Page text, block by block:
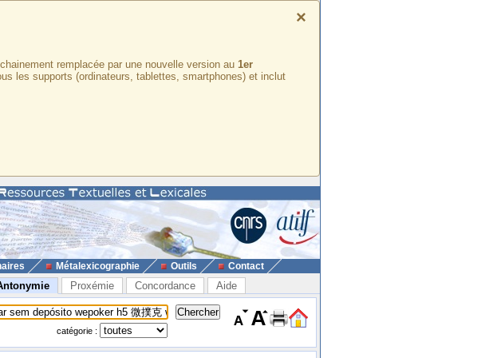
×
remplacée par une nouvelle version au 1er
les supports (ordinateurs, tablettes, smartphones) et inclut
Métalexicographie Outils Contact
Proxémie Concordance Aide
catégorie :